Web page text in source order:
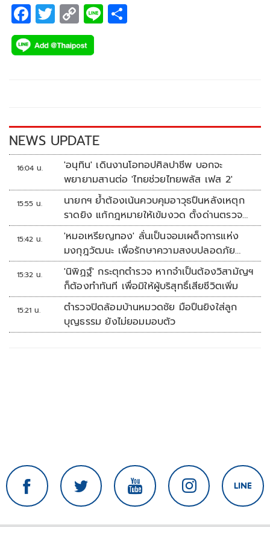
F
ac
e
k
T
wi
tt
C
o
p
k
Li
NEWS UPDATE
16:04 น.
'อนุทิน' เดินงานโอทอปศิลปาชีพ บอกจะ
พยายามสานต่อ 'ไทยช่วยไทยพลัส เฟส 2'
15:55 น.
นายกฯ ย้ำต้องเน้นควบคุมอาวุธปืนหลังเหตุก
ราดยิง แก้กฎหมายให้เข้มงวด ตั้งด่านตรวจ
เพิ่ม
15:42 น.
'หมอเหรียญทอง' ลั่นเป็นจอมเผด็จการแห่ง
มงกุฎวัฒนะ เพื่อรักษาความสงบปลอดภัย
ภายในรพ.
15:32 น.
'นิพิฏฐ์' กระตุกตำรวจ หากจำเป็นต้องวิสามัญฯ
ก็ต้องทำทันที เพื่อมิให้ผู้บริสุทธิ์เสียชีวิตเพิ่ม
15:21 น.
ตำรวจปิดล้อมบ้านหมวดชัย มือปืนยิงใส่ลูก
บุญธรรม ยังไม่ยอมมอบตัว